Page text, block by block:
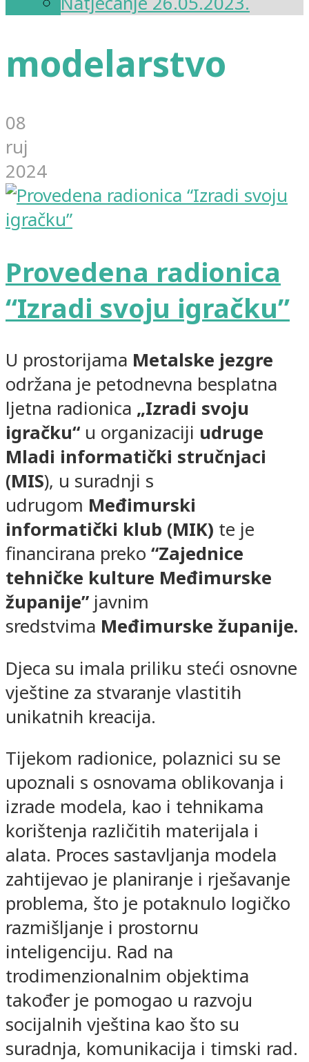
modelarstvo
08
ruj
2024
Provedena radionica
“Izradi svoju igračku”
U prostorijama Metalske jezgre
održana je petodnevna besplatna
ljetna radionica „Izradi svoju
igračku“ u organizaciji udruge
Mladi informatički stručnjaci
(MIS), u suradnji s
udrugom Međimurski
informatički klub (MIK) te je
financirana preko “Zajednice
tehničke kulture Međimurske
županije” javnim
sredstvima Međimurske županije.
Djeca su imala priliku steći osnovne
vještine za stvaranje vlastitih
unikatnih kreacija.
Tijekom radionice, polaznici su se
upoznali s osnovama oblikovanja i
izrade modela, kao i tehnikama
korištenja različitih materijala i
alata. Proces sastavljanja modela
zahtijevao je planiranje i rješavanje
problema, što je potaknulo logičko
razmišljanje i prostornu
inteligenciju. Rad na
trodimenzionalnim objektima
također je pomogao u razvoju
socijalnih vještina kao što su
suradnja, komunikacija i timski rad.